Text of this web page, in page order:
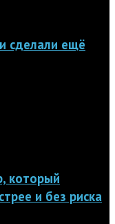
сделали ещё
который
и без риска